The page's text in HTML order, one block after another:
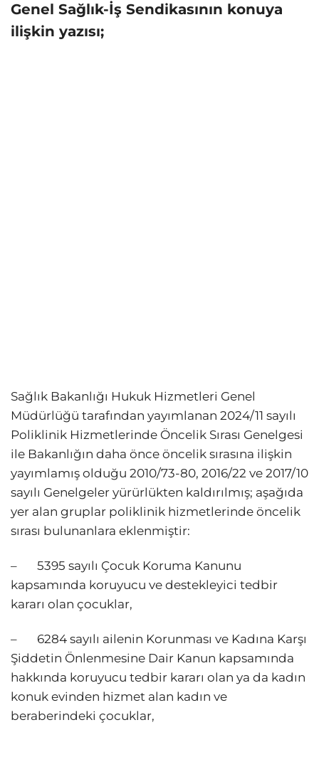
Genel Sağlık-İş Sendikasının konuya
ilişkin yazısı;
Sağlık Bakanlığı Hukuk Hizmetleri Genel
Müdürlüğü tarafından yayımlanan 2024/11 sayılı
Poliklinik Hizmetlerinde Öncelik Sırası Genelgesi
ile Bakanlığın daha önce öncelik sırasına ilişkin
yayımlamış olduğu 2010/73-80, 2016/22 ve 2017/10
sayılı Genelgeler yürürlükten kaldırılmış; aşağıda
yer alan gruplar poliklinik hizmetlerinde öncelik
sırası bulunanlara eklenmiştir:
– 5395 sayılı Çocuk Koruma Kanunu
kapsamında koruyucu ve destekleyici tedbir
kararı olan çocuklar,
– 6284 sayılı ailenin Korunması ve Kadına Karşı
Şiddetin Önlenmesine Dair Kanun kapsamında
hakkında koruyucu tedbir kararı olan ya da kadın
konuk evinden hizmet alan kadın ve
beraberindeki çocuklar,